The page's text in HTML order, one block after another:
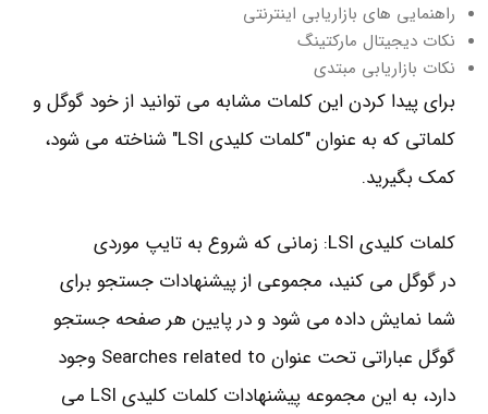
راهنمایی های بازاریابی اینترنتی
نکات دیجیتال مارکتینگ
نکات بازاریابی مبتدی
برای پیدا کردن این کلمات مشابه می توانید از خود گوگل و
کلماتی که به عنوان "کلمات کلیدی LSI" شناخته می شود،
کمک بگیرید.
کلمات کلیدی LSI: زمانی که شروع به تایپ موردی
در گوگل می کنید، مجموعی از پیشنهادات جستجو برای
شما نمایش داده می شود و در پایین هر صفحه جستجو
گوگل عباراتی تحت عنوان Searches related to وجود
دارد، به این مجموعه پیشنهادات کلمات کلیدی LSI می